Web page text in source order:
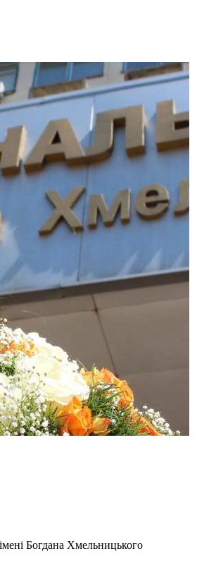
Богдана Хмельницького